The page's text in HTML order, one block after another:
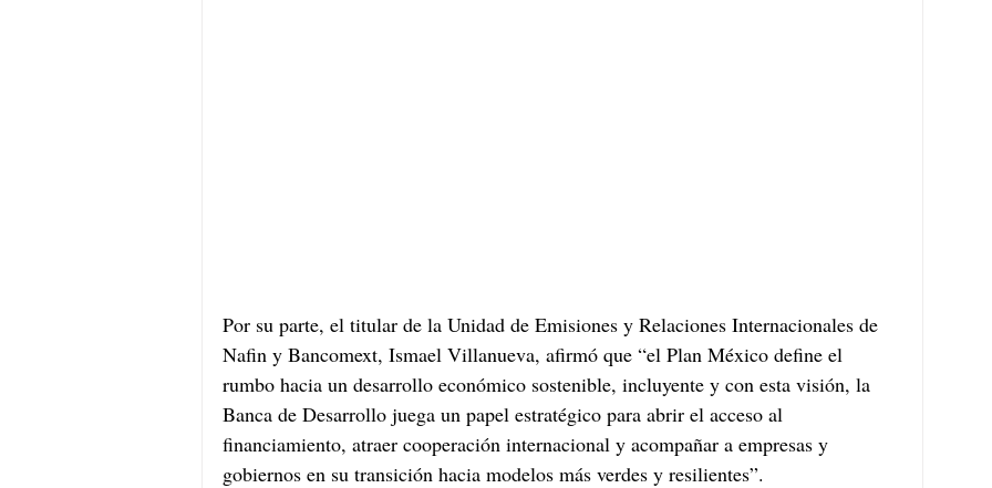
Por su parte, el titular de la Unidad de Emisiones y Relaciones Internacionales de
Nafin y Bancomext, Ismael Villanueva, afirmó que “el Plan México define el
rumbo hacia un desarrollo económico sostenible, incluyente y con esta visión, la
Banca de Desarrollo juega un papel estratégico para abrir el acceso al
financiamiento, atraer cooperación internacional y acompañar a empresas y
gobiernos en su transición hacia modelos más verdes y resilientes”.